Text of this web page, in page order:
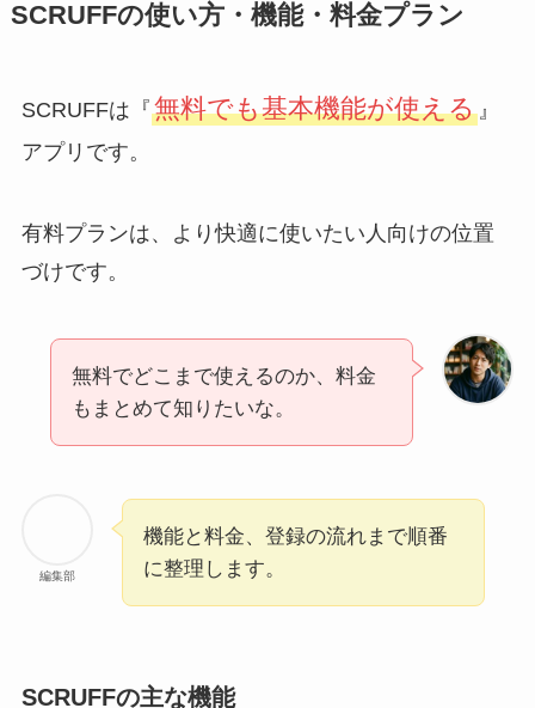
SCRUFFの使い方・機能・料金プラン
SCRUFFは『無料でも基本機能が使える』
アプリです。
有料プランは、より快適に使いたい人向けの位置
づけです。
無料でどこまで使えるのか、料金
もまとめて知りたいな。
編集部
機能と料金、登録の流れまで順番
に整理します。
SCRUFFの主な機能